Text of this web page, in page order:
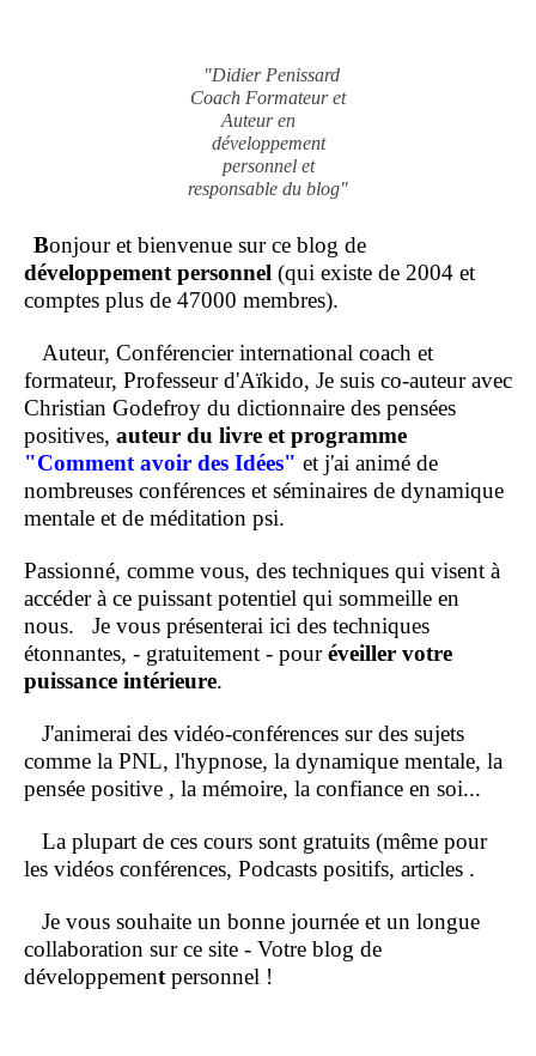
"Didier Penissard
Coach Formateur et
Auteur en
développement
personnel et
responsable du blog"
Bonjour et bienvenue sur ce blog de
développement personnel (qui existe de 2004 et
comptes plus de 47000 membres).
Auteur, Conférencier international coach et
formateur, Professeur d'Aïkido, Je suis co-auteur avec
Christian Godefroy du dictionnaire des pensées
positives, auteur du livre et programme
"Comment avoir des Idées" et j'ai animé de
nombreuses conférences et séminaires de dynamique
mentale et de méditation psi.
Passionné, comme vous, des techniques qui visent à
accéder à ce puissant potentiel qui sommeille en
nous. Je vous présenterai ici des techniques
étonnantes, - gratuitement - pouréveiller votre
puissance intérieure.
J'animerai des vidéo-conférences sur des sujets
comme la PNL, l'hypnose, la dynamique mentale, la
pensée positive , la mémoire, la confiance en soi...
La plupart de ces cours sont gratuits (même pour
les vidéos conférences, Podcasts positifs, articles .
Je vous souhaite un bonne journée et un longue
collaboration sur ce site - Votre blog de
développementpersonnel !